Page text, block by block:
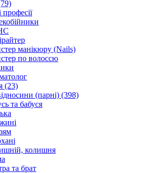
професії
манікюру (Nails)
по волоссю
(23)
(парні) (398)
та бабуся
колишня
та брат